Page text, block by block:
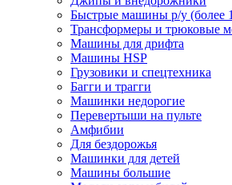
Быстрые машины р/у (более
Трансформеры и трюковые
Машины для дрифта
Машины HSP
Грузовики и спецтехника
Багги и трагги
Машинки недорогие
Перевертыши на пульте
Амфибии
Для бездорожья
Машинки для детей
Машины большие